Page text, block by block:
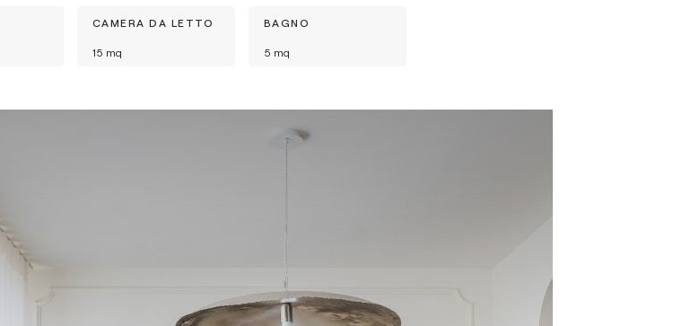
CAMERA DA LETTO
15 mq
BAGNO
5 mq